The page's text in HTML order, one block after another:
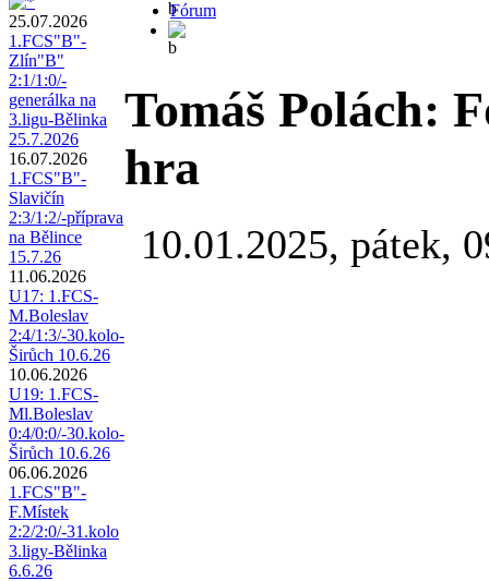
25.07.2026
1.FCS"B"-
Zlín"B"
2:1/1:0/-
generálka na
3.ligu-Bělinka
25.7.2026
16.07.2026
1.FCS"B"-
Slavičín
2:3/1:2/-příprava
na Bělince
15.7.26
11.06.2026
U17: 1.FCS-
M.Boleslav
2:4/1:3/-30.kolo-
Širůch 10.6.26
10.06.2026
U19: 1.FCS-
Ml.Boleslav
0:4/0:0/-30.kolo-
Širůch 10.6.26
06.06.2026
1.FCS"B"-
F.Místek
2:2/2:0/-31.kolo
3.ligy-Bělinka
6.6.26
Fórum
Tomáš Polách:
hra
10.01.2025, pátek,